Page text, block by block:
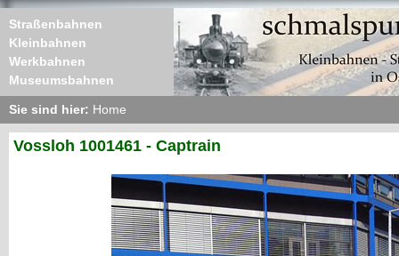
Straßenbahnen
Kleinbahnen
Werkbahnen
Museumsbahnen
Sie sind hier: Home
Vossloh 1001461 - Captrain